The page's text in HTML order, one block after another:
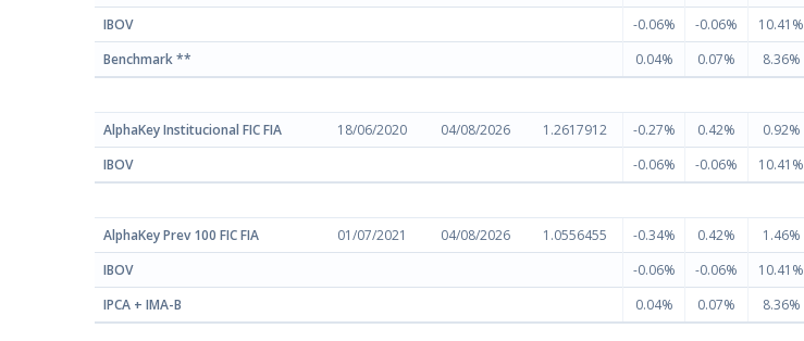
IBOV
-0.06% -0.06% 10.41%
Benchmark **
0.04% 0.07% 8.36%
AlphaKey Institucional FIC FIA 18/06/2020 04/08/2026 1.2617912 -0.27% 0.42% 0.92%
IBOV
-0.06% -0.06% 10.41%
AlphaKey Prev 100 FIC FIA 01/07/2021 04/08/2026 1.0556455 -0.34% 0.42% 1.46%
IBOV
-0.06% -0.06% 10.41%
IPCA + IMA-B
0.04% 0.07% 8.36%